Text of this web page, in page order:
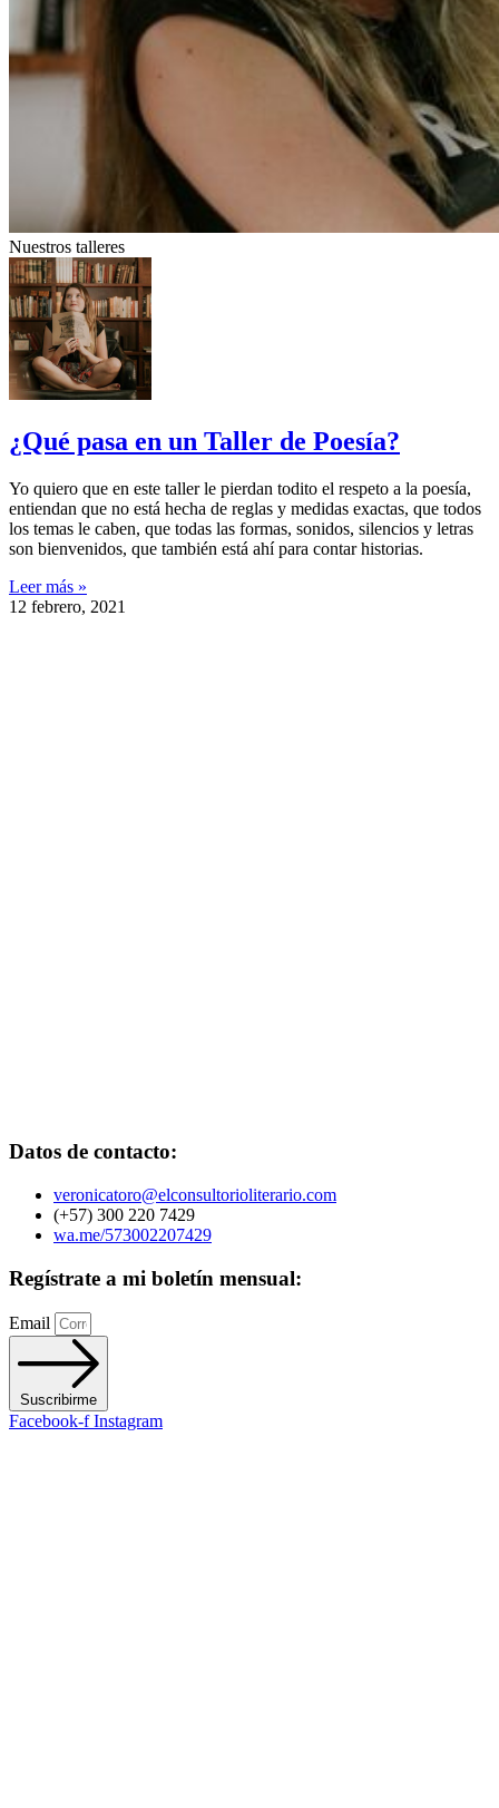
Nuestros talleres
¿Qué pasa en un Taller de Poesía?
Yo quiero que en este taller le pierdan todito el respeto a la poesía,
entiendan que no está hecha de reglas y medidas exactas, que todos
los temas le caben, que todas las formas, sonidos, silencios y letras
son bienvenidos, que también está ahí para contar historias.
Leer más »
12 febrero, 2021
Datos de contacto:
veronicatoro@elconsultorioliterario.com
(+57) 300 220 7429
wa.me/573002207429
Regístrate a mi boletín mensual:
Email
Suscribirme
Facebook-f Instagram